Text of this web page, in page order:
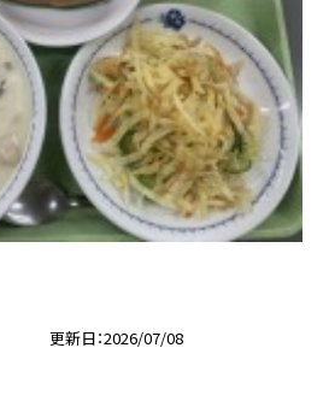
更新日 2026/07/08